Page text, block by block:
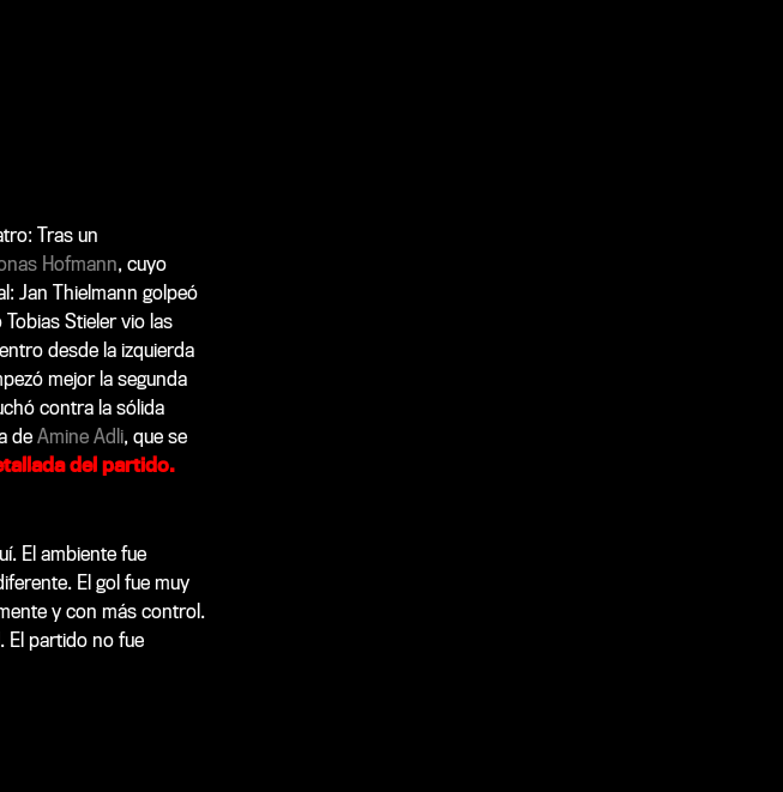
Tras un
Hofmann, cuyo
Jan Thielmann golpeó
Stieler vio las
desde la izquierda
mejor la segunda
contra la sólida
de Amine Adli, que se
del partido.
El ambiente fue
El gol fue muy
y con más control.
El partido no fue